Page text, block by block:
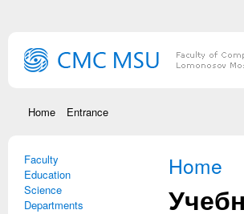
Home Entrance
Faculty
Education
Science
Departments
You are here
Home